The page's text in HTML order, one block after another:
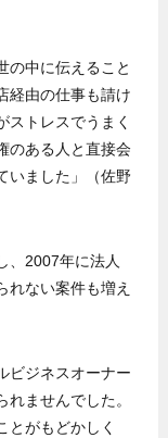
の中に伝えること
経由の仕事も請け
ストレスでうまく
のある人と直接会
いました」（佐野
、2007年に法人
れない案件も増え
ビジネスオーナー
ませんでした。
とがもどかしく